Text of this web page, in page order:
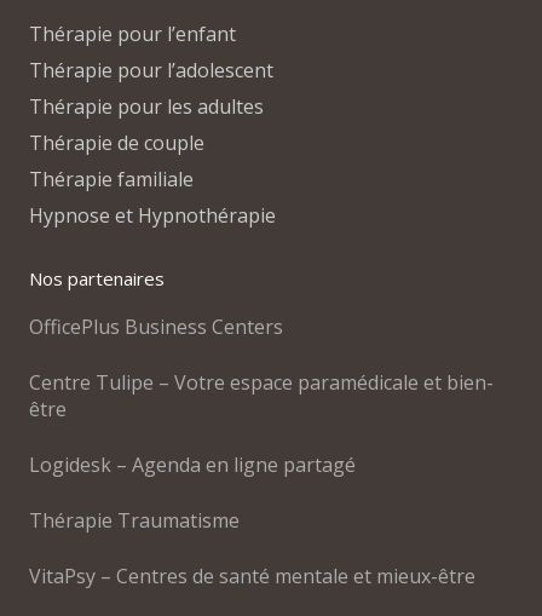
Thérapie pour l’enfant
Thérapie pour l’adolescent
Thérapie pour les adultes
Thérapie de couple
Thérapie familiale
Hypnose et Hypnothérapie
Nos partenaires
OfficePlus Business Centers
Centre Tulipe – Votre espace paramédicale et bien-
être
Logidesk – Agenda en ligne partagé
Thérapie Traumatisme
VitaPsy – Centres de santé mentale et mieux-être